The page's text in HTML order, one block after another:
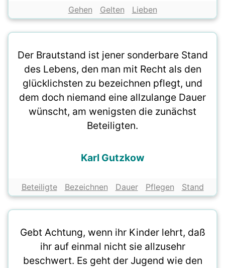
Gehen Gelten Lieben
Der Brautstand ist jener sonderbare Stand
des Lebens, den man mit Recht als den
glücklichsten zu bezeichnen pflegt, und
dem doch niemand eine allzulange Dauer
wünscht, am wenigsten die zunächst
Beteiligten.
Karl Gutzkow
Beteiligte Bezeichnen Dauer Pflegen Stand
Gebt Achtung, wenn ihr Kinder lehrt, daß
ihr auf einmal nicht sie allzusehr
beschwert. Es geht der Jugend wie den